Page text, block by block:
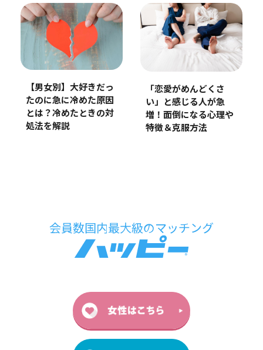
【男女別】大好きだっ
たのに急に冷めた原因
とは？冷めたときの対
処法を解説
「恋愛がめんどくさ
い」と感じる人が急
増！面倒になる心理や
特徴＆克服方法